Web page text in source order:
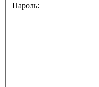
Пароль: